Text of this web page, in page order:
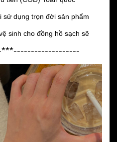
sử dụng trọn đời sản phẩm
sinh cho đồng hồ sạch sẽ